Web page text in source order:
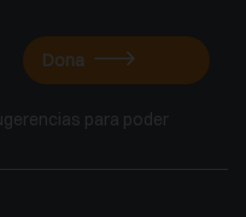
Dona
para poder